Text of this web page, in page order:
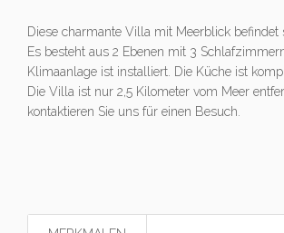
Diese charmante Villa mit Meerblick befindet
Es besteht aus 2 Ebenen mit 3
Klimaanlage ist installiert. Die Küche ist
Die Villa ist nur 2,5 Kilometer vom Meer
kontaktieren Sie uns für einen Besuch.